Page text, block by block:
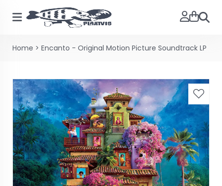
Home > Encanto - Original Motion Picture Soundtrack LP